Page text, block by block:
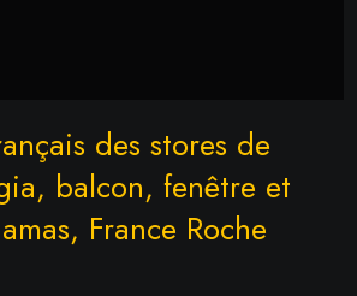
des stores de
balcon, fenêtre et
France Roche